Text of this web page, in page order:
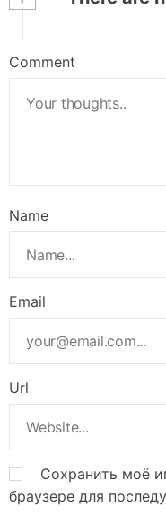
Comment
Name
Email
Url
Сохранить моё
браузере для